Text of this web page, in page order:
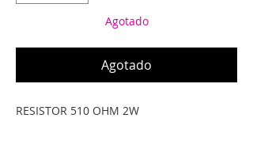
Agotado
Agotado
RESISTOR 510 OHM 2W